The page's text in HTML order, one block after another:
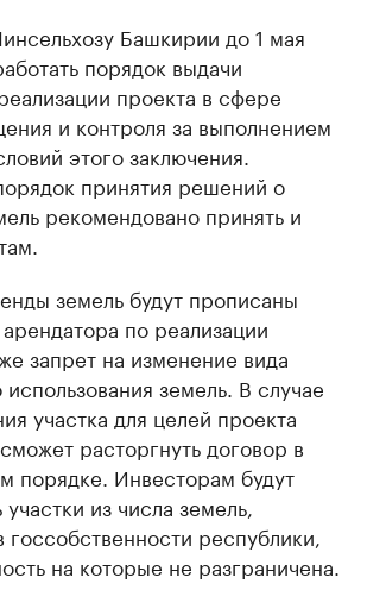
Башкирии до 1 мая
порядок выдачи
проекта в сфере
и контроля за выполнением
этого заключения.
принятия решений о
рекомендовано принять и
земель будут прописаны
арендатора по реализации
запрет на изменение вида
земель. В случае
участка для целей проекта
расторгнуть договор в
порядке. Инвесторам будут
участки из числа земель,
госсобственности республики,
на которые не разграничена.